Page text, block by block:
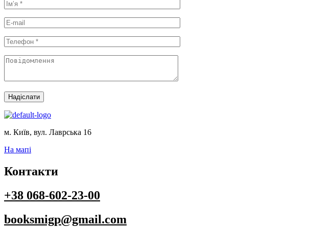
Надіслати
м. Київ, вул. Лаврська 16
На мапі
Контакти
+38 068-602-23-00
booksmigp@gmail.com